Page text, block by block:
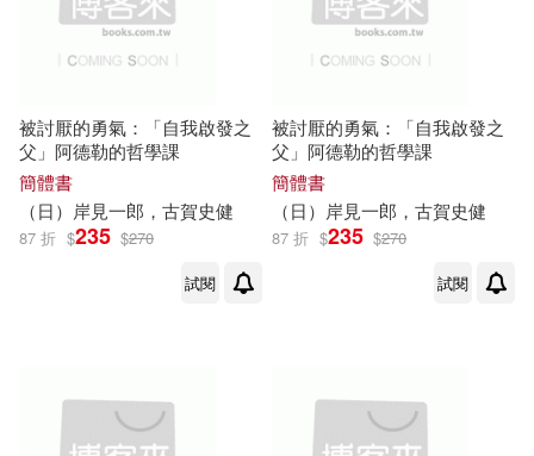
被討厭的勇氣：「自我啟發之
父」阿德勒的哲學課
簡體書
（日） 岸見一郎 ， 古賀史健
87 折 $235 $270
試閱
被討厭的勇氣：「自我啟發之
父」阿德勒的哲學課
簡體書
（日） 岸見一郎 ， 古賀史健
87 折 $235 $270
試閱